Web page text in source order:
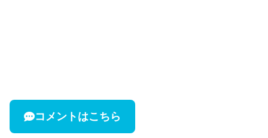
コメントはこちら